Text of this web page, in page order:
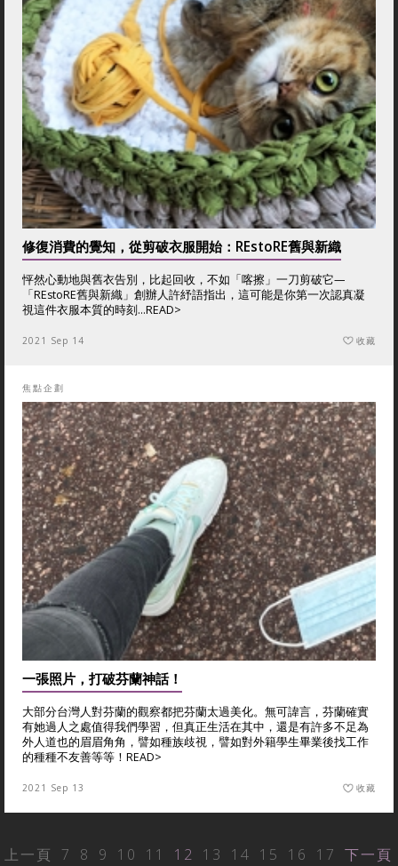
修復消費的覺知，從剪破衣服開始：REstoRE舊與新織
怦然心動地與舊衣告別，比起回收，不如「喀擦」一刀剪破它—
「REstoRE舊與新織」創辦人許紓語指出，這可能是你第一次認真凝
視這件衣服本質的時刻...READ>
2021 Sep 14 收藏
焦點企劃
一張照片，打破芬蘭神話！
大部分台灣人對芬蘭的觀察都把芬蘭太過美化。無可諱言，芬蘭確實
有她過人之處值得我們學習，但真正生活在其中，還是有許多不足為
外人道也的眉眉角角，譬如種族歧視，譬如對外籍學生畢業後找工作
的種種不友善等等！ READ>
2021 Sep 13 收藏
上一頁 7 8 9 10 11 12 13 14 15 16 17 下一頁